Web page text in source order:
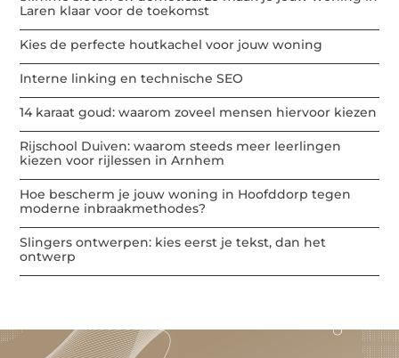
Laren klaar voor de toekomst
Kies de perfecte houtkachel voor jouw woning
Interne linking en technische SEO
14 karaat goud: waarom zoveel mensen hiervoor kiezen
Rijschool Duiven: waarom steeds meer leerlingen
kiezen voor rijlessen in Arnhem
Hoe bescherm je jouw woning in Hoofddorp tegen
moderne inbraakmethodes?
Slingers ontwerpen: kies eerst je tekst, dan het
ontwerp